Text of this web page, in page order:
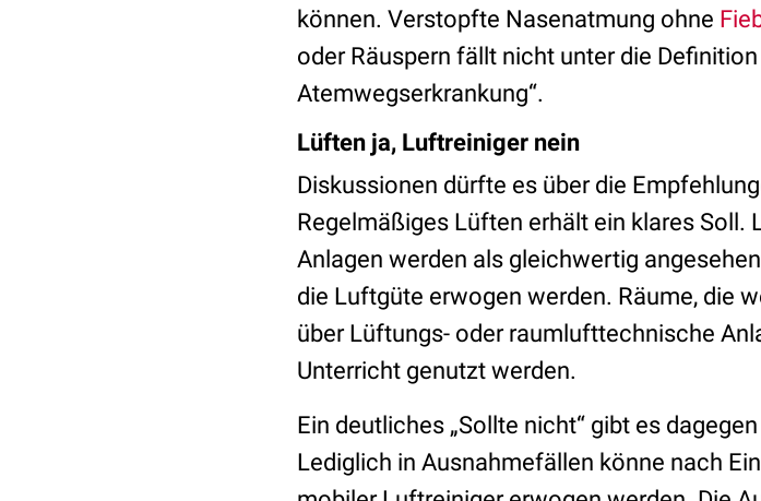
können. Verstopfte Nasenatmung ohne
oder Räuspern fällt nicht unter die
Atemwegserkrankung“.
Lüften ja, Luftreiniger nein
Diskussionen dürfte es über die
Regelmäßiges Lüften erhält ein klares
Anlagen werden als gleichwertig
die Luftgüte erwogen werden. Räume, die
über Lüftungs- oder raumlufttechnische
Unterricht genutzt werden.
Ein deutliches „Sollte nicht“ gibt es
Lediglich in Ausnahmefällen könne nach